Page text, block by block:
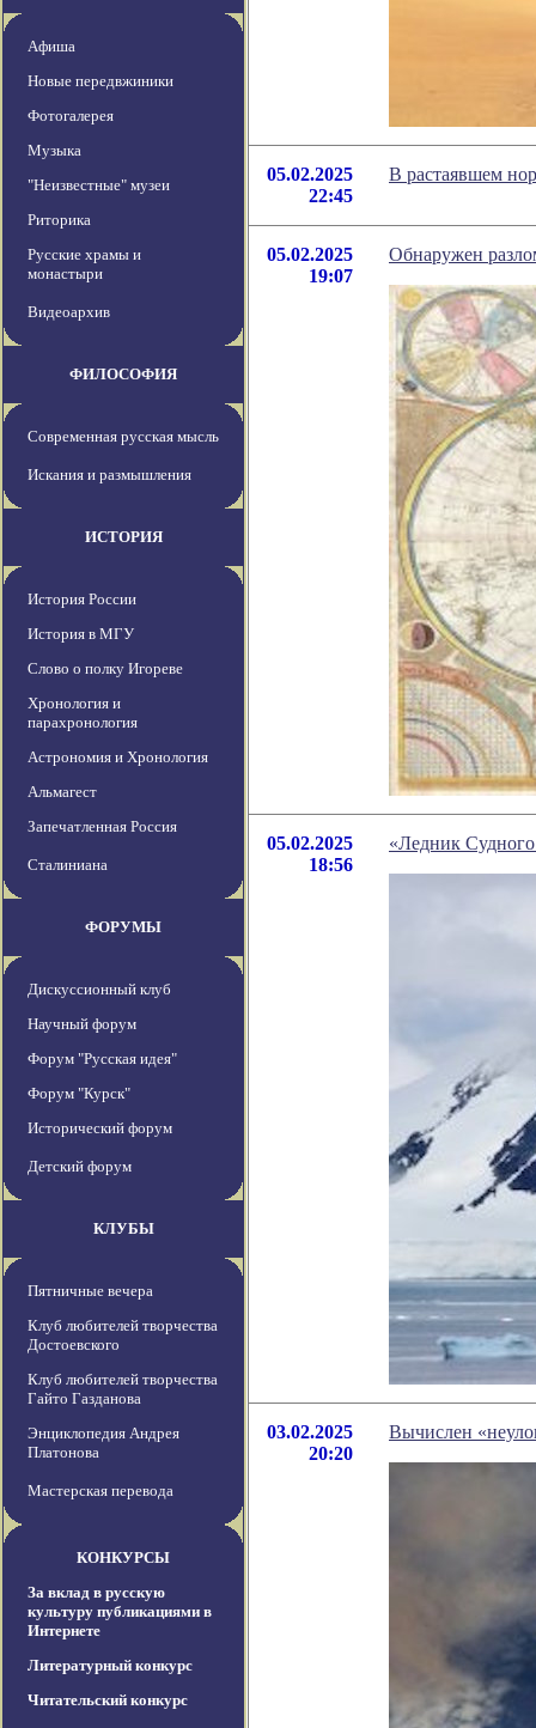
Афиша
Новые передвжиники
Фотогалерея
Музыка
"Неизвестные" музеи
Риторика
Русские храмы и
монастыри
Видеоархив
ФИЛОСОФИЯ
Современная русская мысль
Искания и размышления
ИСТОРИЯ
История России
История в МГУ
Слово о полку Игореве
Хронология и
парахронология
Астрономия и Хронология
Альмагест
Запечатленная Россия
Сталиниана
ФОРУМЫ
Дискуссионный клуб
Научный форум
Форум "Русская идея"
Форум "Курск"
Исторический форум
Детский форум
КЛУБЫ
Пятничные вечера
Клуб любителей творчества
Достоевского
Клуб любителей творчества
Гайто Газданова
Энциклопедия Андрея
Платонова
Мастерская перевода
КОНКУРСЫ
За вклад в русскую
культуру публикациями в
Интернете
Литературный конкурс
Читательский конкурс
05.02.2025
22:45
В растаявшем
05.02.2025
19:07
Обнаружен
05.02.2025
18:56
«Ледник Судного
03.02.2025
20:20
Вычислен